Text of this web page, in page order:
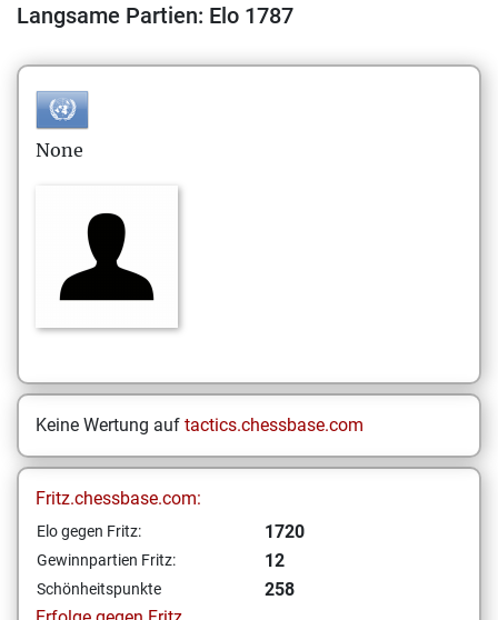
Langsame Partien: Elo 1787
None
Keine Wertung auf tactics.chessbase.com
Fritz.chessbase.com:
Elo gegen Fritz: 1720
Gewinnpartien Fritz: 12
Schönheitspunkte
258